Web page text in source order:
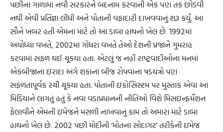
પછીના ગાળામાં નવી સરકારને બદનામ કરવાની એક પણ તક છોડવી
નથી એવી પ્રતિજ્ઞા લીધી અને પોતાની વફાદારી દાખવવાનું શરૂ કર્યું. આ
સૌને ખબર હતી એમના માટે તો આ ડાબા હાથનો ખેલ છે. 1992માં
અયોધ્યા વખતે, 2002માં ગોધરા વખતે તેઓ દેશની પ્રજાને ગુમરાહ
કરવામાં સફળ થઈ ચૂકયા હતા. એટલું જ નહીં રાષ્ટ્રવાદીઓના મનમાં
એકબીજાના ઇરાદા અંગે શંકાનાં બીજ રોપવાના ષડયંત્રો પણ
સફળતાપૂર્વક રચી ચૂકયા હતા. પોતાની ઇકોસિસ્ટમ પર મુસ્તાક એવા આ
મિડિયાને લાગતું હતું કે નવા વડાપ્રધાનની નીતિઓ વિશે મિસઇન્ફર્મેશન
ફેલાવીને એમની ઇમેજને મસળી નાખવાનું કામ તો અમારા માટે ડાબા
હાથનો ખેલ છે. 2002 પછી મોદીની ‘મોતના સોદાગર’ તરીકેની ઇમેજ